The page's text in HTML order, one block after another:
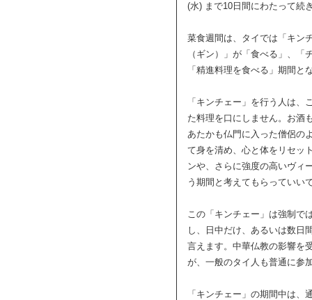
(水) まで10日間にわたって続
菜食週間は、タイでは「キン
（ギン）」が「食べる」、
「精進料理を食べる」期間と
「キンチェー」を行う人は
た料理を口にしません。お酒
あたかも仏門に入った僧侶の
て身を清め、心と体をリセッ
ンや、さらに強度の高いヴィ
う期間と考えてもらっていい
この「キンチェー」は強制で
し、日中だけ、あるいは数日
言えます。中華仏教の影響を
が、一般のタイ人も普通に参
「キンチェー」の期間中は